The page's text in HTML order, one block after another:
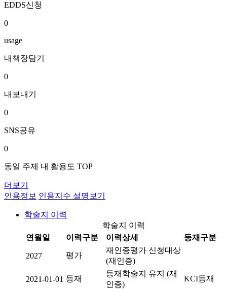
EDDS신청
0
usage
내책장담기
0
내보내기
0
SNS공유
0
동일 주제 내 활용도 TOP
더보기
인용정보 인용지수 설명보기
학술지 이력
학술지 이력
연월일
이력구분 이력상세 등재구분
2027 평가
재인증평가 신청대상
(재인증)
2021-01-01 등재
등재학술지 유지 (재
인증)
KCI등재